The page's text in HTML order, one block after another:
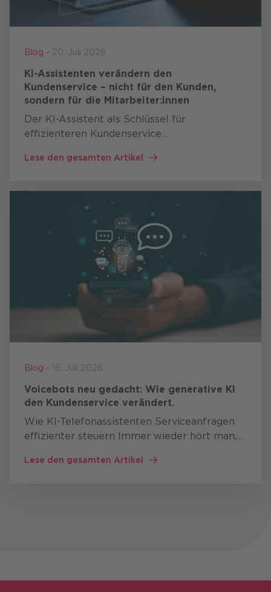
Blog - 20. Juli 2026
KI-Assistenten verändern den
Kundenservice – nicht für den Kunden,
sondern für die Mitarbeiter:innen
Der KI-Assistent als Schlüssel für
effizienteren Kundenservice
häufig gleichzeitig mit: CRM-Systemen
Produktdokumentationen …
Lese den gesamten Artikel
Blog - 16. Juli 2026
Voicebots neu gedacht: Wie generative KI
den Kundenservice verändert.
Wie KI-Telefonassistenten Serviceanfragen
effizienter steuern Immer wieder hört man,
Bedeutung verliert. Allerdings zeigt die
Lese den gesamten Artikel